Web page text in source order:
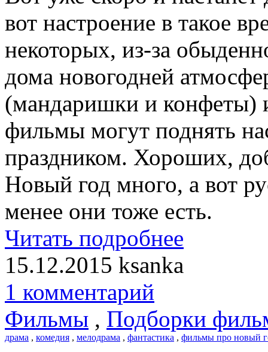
вот настроение в такое
некоторых, из-за
дома новогодней
(мандаришки и конфеты)
фильмы могут поднять
праздником. Хороших,
Новый год много, а вот
менее они тоже есть.
Читать подробнее
15.12.2015 ksanka
1 комментарий
Фильмы , Подборки
драма , комедия , мелодрама , фантастика , фильмы про новый